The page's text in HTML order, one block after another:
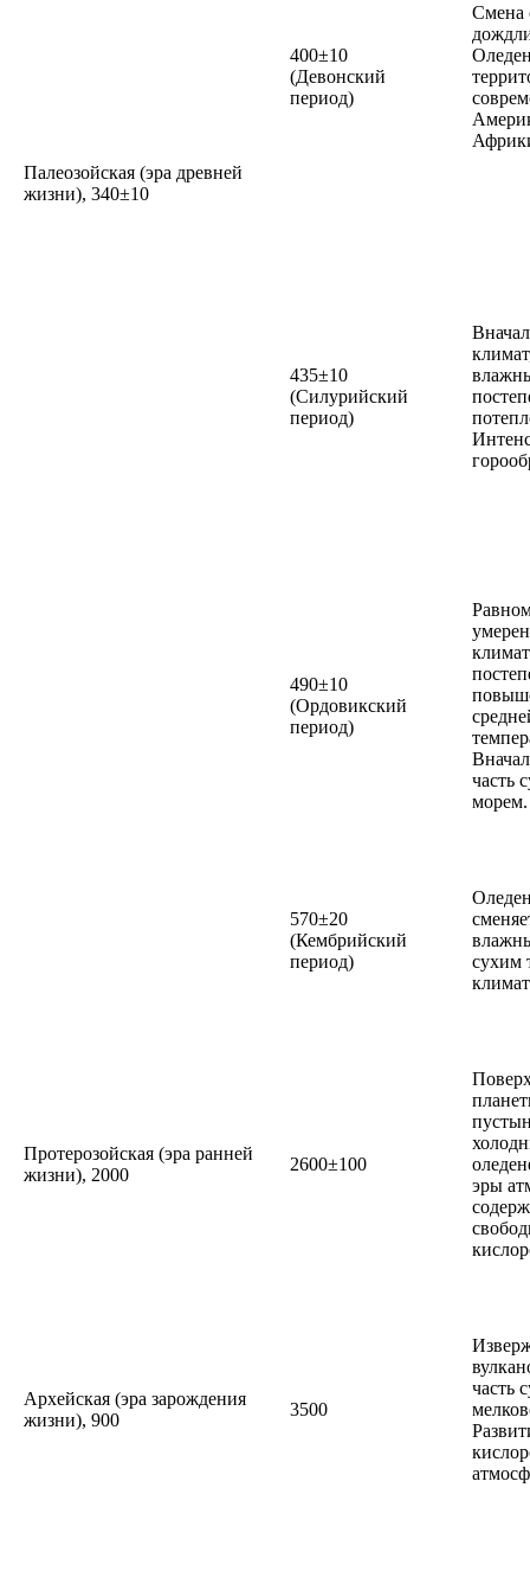
Палеозойская (эра древней
жизни), 340±10
400±10
(Девонский
период)
Смена
435±10
(Силурийский
период)
490±10
(Ордовикский
период)
часть
морем.
570±20
(Кембрийский
период)
сухим
Протерозойская (эра ранней
жизни), 2000
2600±100
эры
Архейская (эра зарождения
жизни), 900
3500
часть